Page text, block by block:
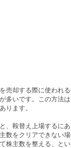
売却する際に使われ
多いです。この方法
ります。
、鞍替え上場するに
数をクリアできない
株主数を整える、とい